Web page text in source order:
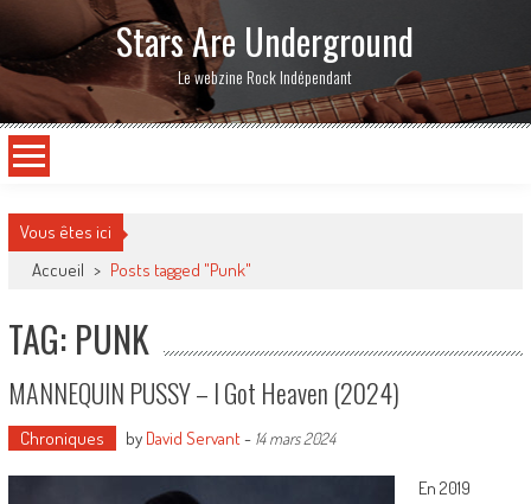
Stars Are Underground
Le webzine Rock Indépendant
Vous êtes ici
Accueil > Posts tagged "Punk"
TAG: PUNK
MANNEQUIN PUSSY – I Got Heaven (2024)
Chroniques by David Servant- 14 mars 2024
En 2019